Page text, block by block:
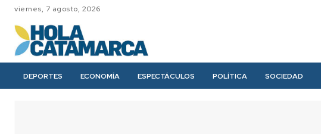
viernes, 7 agosto, 2026
DEPORTES ECONOMÍA ESPECTÁCULOS POLÍTICA SOCIEDAD